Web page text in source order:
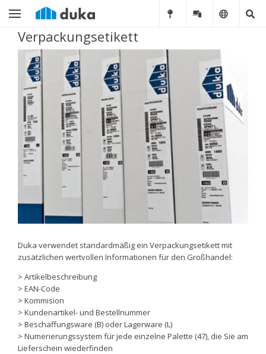
Verpackungsetikett
Duka verwendet standardmäßig ein Verpackungsetikett mit
zusätzlichen wertvollen Informationen für den Großhandel:
> Artikelbeschreibung
> EAN-Code
> Kommision
> Kundenartikel- und Bestellnummer
> Beschaffungsware (B) oder Lagerware (L)
> Numerierungssystem für jede einzelne Palette (47), die Sie am
Lieferschein wiederfinden